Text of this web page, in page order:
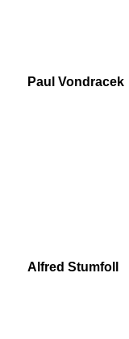
Paul Vondracek
Alfred Stumfoll